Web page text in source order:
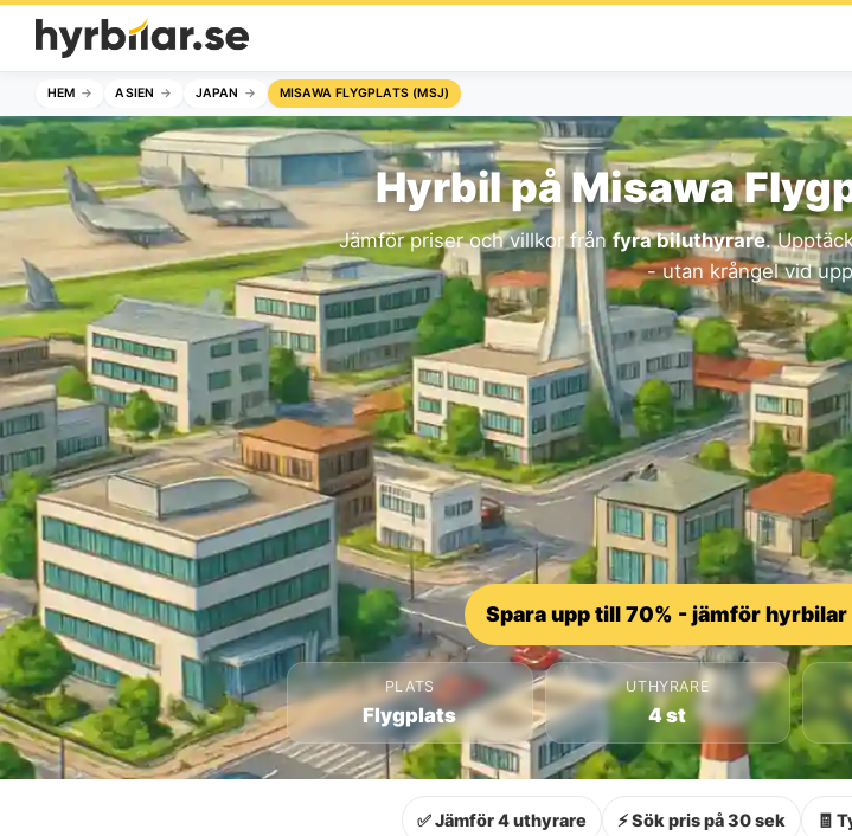
HEM ASIEN JAPAN MISAWA FLYGPLATS (MSJ)
Hyrbil på Misawa
Jämför priser och villkor frånfyra biluthyrare.
- utan krångel vid
Spara upp till 70% - jämför hyrbilar
PLATS
Flygplats
UTHYRARE
4 st
✅ Jämför 4 uthyrare ⚡ Sök pris på 30 sek 🧾